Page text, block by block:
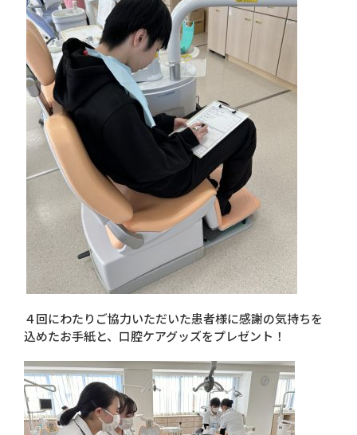
４回にわたりご協力いただいた患者様に感謝の気持ちを
込めたお手紙と、口腔ケアグッズをプレゼント！